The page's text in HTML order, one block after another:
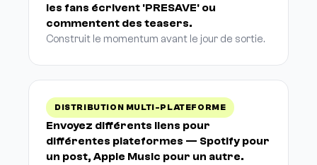
les fans écrivent 'PRESAVE' ou
commentent des teasers.
Construit le momentum avant le jour de sortie.
DISTRIBUTION MULTI-PLATEFORME
Envoyez différents liens pour
différentes plateformes — Spotify pour
un post, Apple Music pour un autre.